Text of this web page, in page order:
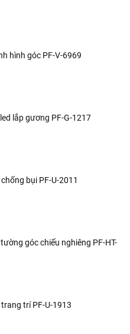
hình góc PF-V-6969
lắp gương PF-G-1217
bụi PF-U-2011
góc chiếu nghiêng PF-HT-
trí PF-U-1913